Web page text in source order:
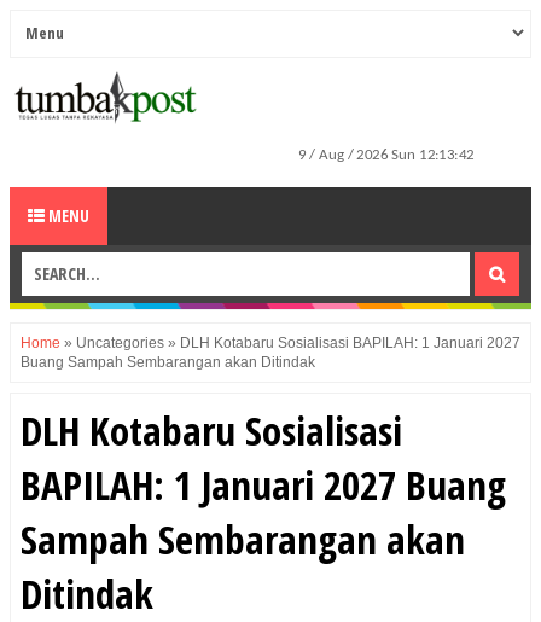
MENU
Home » Uncategories » DLH Kotabaru Sosialisasi BAPILAH: 1 Januari 2027
Buang Sampah Sembarangan akan Ditindak
DLH Kotabaru Sosialisasi
BAPILAH: 1 Januari 2027 Buang
Sampah Sembarangan akan
Ditindak